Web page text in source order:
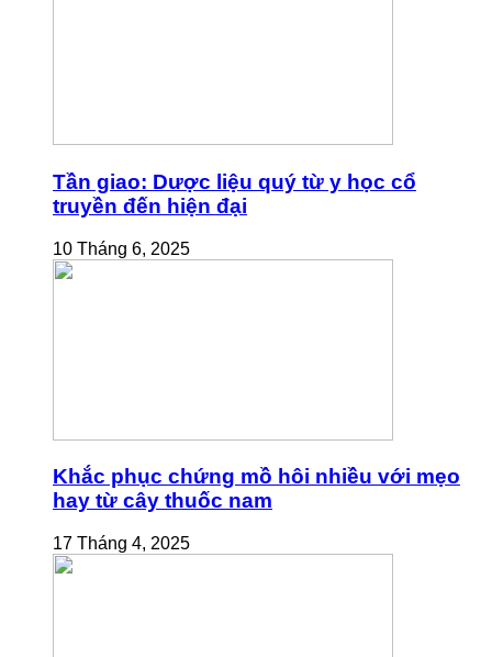
Tần giao: Dược liệu quý từ y học cổ
truyền đến hiện đại
10 Tháng 6, 2025
Khắc phục chứng mồ hôi nhiều với mẹo
hay từ cây thuốc nam
17 Tháng 4, 2025